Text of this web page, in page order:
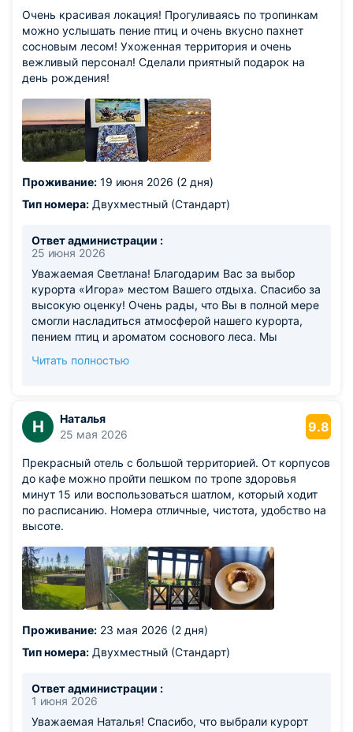
Очень красивая локация! Прогуливаясь по тропинкам
можно услышать пение птиц и очень вкусно пахнет
сосновым лесом! Ухоженная территория и очень
вежливый персонал! Сделали приятный подарок на
день рождения!
Проживание: 19 июня 2026 (2 дня)
Тип номера: Двухместный (Стандарт)
Ответ администрации :
25 июня 2026
Уважаемая Светлана! Благодарим Вас за выбор
курорта «Игора» местом Вашего отдыха. Спасибо за
высокую оценку! Очень рады, что Вы в полной мере
смогли насладиться атмосферой нашего курорта,
пением птиц и ароматом соснового леса. Мы
территории, чтобы каждый гость чувствовал
у Вас положительные эмоции. Наша команда всегда
стремится окружить гостей заботой и вниманием,
особенно в такие значимые даты. Искренне
надеемся, что в скором времени будет
приветствовать Вас вновь! С наилучшими
пожеланиями, курорт «Игора».
Читать полностью
Н
Наталья
25 мая 2026
9.8
Прекрасный отель с большой территорией. От корпусов
до кафе можно пройти пешком по тропе здоровья
минут 15 или воспользоваться шатлом, который ходит
по расписанию. Номера отличные, чистота, удобство на
высоте.
Проживание: 23 мая 2026 (2 дня)
Тип номера: Двухместный (Стандарт)
Ответ администрации :
1 июня 2026
Уважаемая Наталья! Спасибо, что выбрали курорт